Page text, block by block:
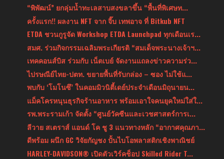
“พิพัฒน์” ยกลุ่มน้ำทะเลสาบสงขลาขึ้น “พื้นที่พิเศษท...
ครั้งแรก!! ผลงาน NFT จาก จี๊บ เทพอาจ ที่ Bitkub NFT
ETDA ชวนกูรูจัด Workshop ETDA Launchpad ทุกเดือนเร...
สมศ. ร่วมกิจกรรมเฉลิมพระเกียรติ “สมเด็จพระนางเจ้าฯ...
เทคคอนส์บิส ร่วมกับ เน็ตเบย์ จัดงานแถลงข่าวความร่ว...
ไปรษณีย์ไทย-ปตท. ขยายพื้นที่รับกล่อง – ซอง ไม่ใช้แ...
พบกับ ‘โมโนซึ’ ในคอมมิวนิตี้เดย์ประจำเดือนมิถุนายน...
แม็คโครหนุนธุรกิจร้านอาหาร พร้อมเอาใจคนยุคใหม่ใส่ใ...
รพ.พระรามเก้า จัดตั้ง “ศูนย์วัคซีนและเวชศาสตร์การเ...
ลีวาย สเตราส์ แอนด์ โค ชู 3 แนวทางหลัก “อากาศคุณภา...
ดีพร้อม ผนึก GC วิจัยกัญชง ปั้นไบโอพลาสติกเชิงพาณิชย์
HARLEY-DAVIDSON® เปิดตัวเวิร์คช็อป Skilled Rider T...